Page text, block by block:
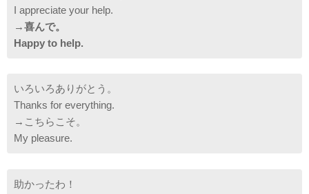
I appreciate your help.
→喜んで。
Happy to help.
いろいろありがとう。
Thanks for everything.
→こちらこそ。
My pleasure.
助かったわ！